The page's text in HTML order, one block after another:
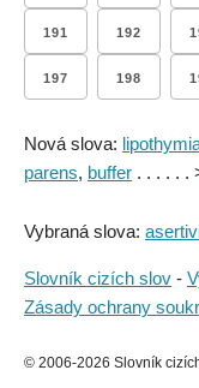
191 192
197 198
Nová slova:
parens, buffer . . . . . .
Vybraná slova:
Slovník cizích slov -
Zásady ochrany
© 2006-2026 Slovník